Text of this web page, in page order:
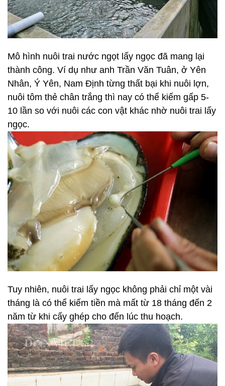
Mô hình nuôi trai nước ngọt lấy ngọc đã mang lại
thành công. Ví dụ như anh Trần Văn Tuân, ở Yên
Nhân, Ý Yên, Nam Định từng thất bại khi nuôi lợn,
nuôi tôm thẻ chân trắng thì nay có thể kiếm gấp 5-
10 lần so với nuôi các con vật khác nhờ nuôi trai lấy
ngọc.
Tuy nhiên, nuôi trai lấy ngọc không phải chỉ một vài
tháng là có thể kiếm tiền mà mất từ 18 tháng đến 2
năm từ khi cấy ghép cho đến lúc thu hoạch.